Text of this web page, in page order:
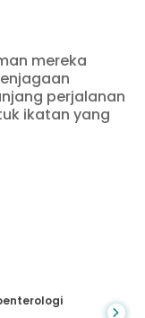
mereka
perjalanan
ikatan yang